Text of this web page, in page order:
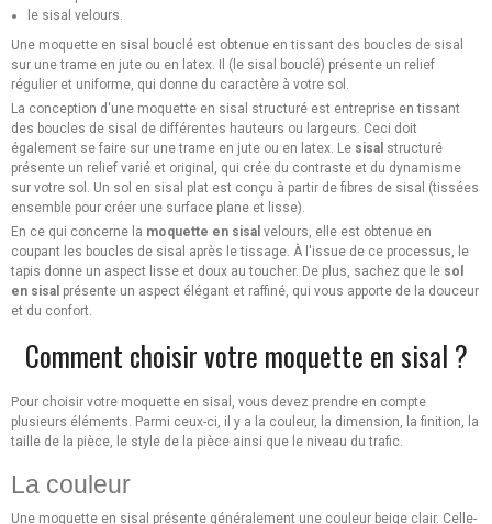
le sisal velours.
Une moquette en sisal bouclé est obtenue en tissant des boucles de sisal
sur une trame en jute ou en latex. Il (le sisal bouclé) présente un relief
régulier et uniforme, qui donne du caractère à votre sol.
La conception d'une moquette en sisal structuré est entreprise en tissant
des boucles de sisal de différentes hauteurs ou largeurs. Ceci doit
également se faire sur une trame en jute ou en latex. Le sisal structuré
présente un relief varié et original, qui crée du contraste et du dynamisme
sur votre sol. Un sol en sisal plat est conçu à partir de fibres de sisal (tissées
ensemble pour créer une surface plane et lisse).
En ce qui concerne la moquette en sisal velours, elle est obtenue en
coupant les boucles de sisal après le tissage. À l'issue de ce processus, le
tapis donne un aspect lisse et doux au toucher. De plus, sachez que le sol
en sisal présente un aspect élégant et raffiné, qui vous apporte de la douceur
et du confort.
Comment choisir votre moquette en sisal ?
Pour choisir votre moquette en sisal, vous devez prendre en compte
plusieurs éléments. Parmi ceux-ci, il y a la couleur, la dimension, la finition, la
taille de la pièce, le style de la pièce ainsi que le niveau du trafic.
La couleur
Une moquette en sisal présente généralement une couleur beige clair. Celle-